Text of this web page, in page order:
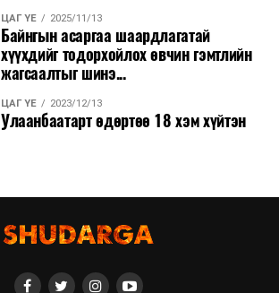
ЦАГ ҮЕ 2025/11/13
Байнгын асаргаа шаардлагатай
хүүхдийг тодорхойлох өвчин гэмтлийн
жагсаалтыг шинэ...
ЦАГ ҮЕ 2023/12/13
Улаанбаатарт өдөртөө 18 хэм хүйтэн